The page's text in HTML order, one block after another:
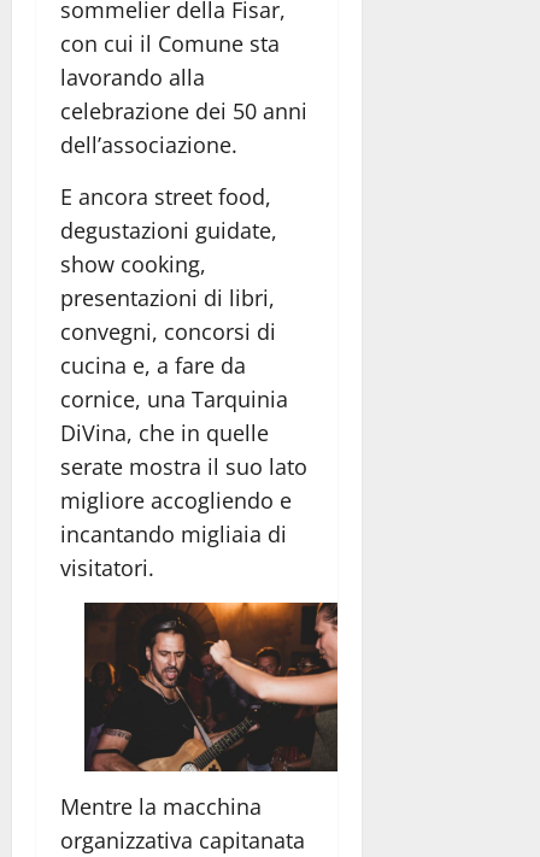
sommelier della Fisar,
con cui il Comune sta
lavorando alla
celebrazione dei 50 anni
dell’associazione.
E ancora street food,
degustazioni guidate,
show cooking,
presentazioni di libri,
convegni, concorsi di
cucina e, a fare da
cornice, una Tarquinia
DiVina, che in quelle
serate mostra il suo lato
migliore accogliendo e
incantando migliaia di
visitatori.
Mentre la macchina
organizzativa capitanata